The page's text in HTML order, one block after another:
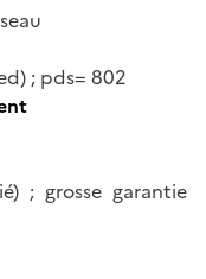
; pds= 802
; grosse garantie